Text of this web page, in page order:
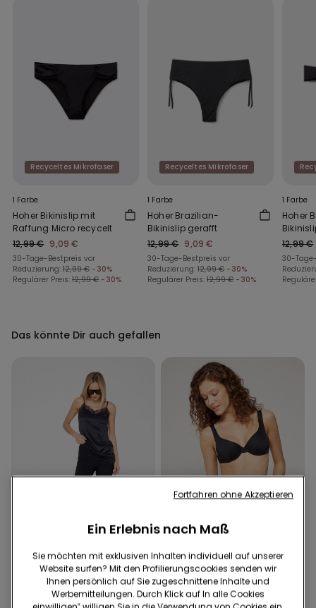
Recyceltes Mikrofaser
1 Farbe
Hoher Bikinislip mit
Raffung Micro recycelt
12,99 € 9,09 €
30-Tage-Bestpreis vor
Reduzierung: 12,99 € -30%
Regulärer Preis: 12,99 € -30%
Recyceltes Mikrofaser
1 Farbe
Hoher Brazilian-
Bikinislip gerafft
12,99 € 9,09 €
30-Tage-Bestpreis vor
Reduzierung: 12,99 € -30%
Regulärer Preis: 12,99 € -30%
1 Farbe
Hoher
Micro
12,99 €
30-
Das könnte Dir auch gefallen
Recyceltes Mikrofaser
1 Farbe
Ein Erlebnis nach Maß
Sie möchten mit exklusiven Inhalten individuell auf unserer
Website surfen? Mit den Profilierungscookies senden wir
Ihnen persönlich auf Sie zugeschnittene Inhalte und
Werbemitteilungen. Durch Klick auf In alle Cookies
Fortfahren ohne Akzeptieren